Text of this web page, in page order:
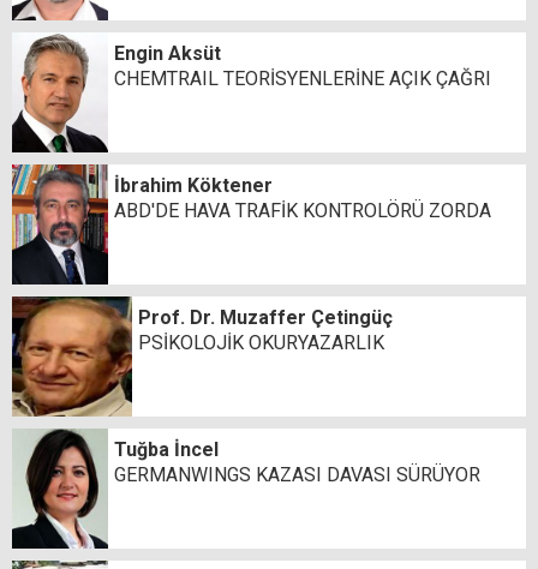
Engin Aksüt
CHEMTRAIL TEORİSYENLERİNE AÇIK ÇAĞRI
İbrahim Köktener
ABD'DE HAVA TRAFİK KONTROLÖRÜ ZORDA
Prof. Dr. Muzaffer Çetingüç
PSİKOLOJİK OKURYAZARLIK
Tuğba İncel
GERMANWINGS KAZASI DAVASI SÜRÜYOR